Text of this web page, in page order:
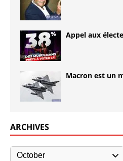
Appel aux
Macron est un
ARCHIVES